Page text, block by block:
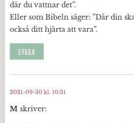
där du vattnar det”.
Eller som Bibeln säger: ”Där din
också ditt hjärta att vara”.
SVARA
M skriver:
2021-09-30 kl. 10:31